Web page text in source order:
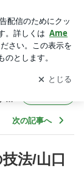
サル会社 オー
る読書日記
け取りまし
開く
ロ
次の記事へ
法/山口